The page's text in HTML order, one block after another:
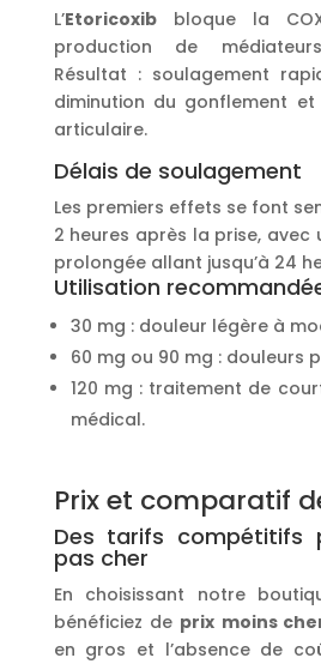
L’Etoricoxibbloque la
production de
Résultat : soulagement
diminution du gonflement
articulaire.
Délais de soulagement
Les premiers effets se font
2 heures après la prise, avec
prolongée allant jusqu’à 24
Utilisation
30 mg : douleur légère à
60 mg ou 90 mg : douleurs
120 mg : traitement de
médical.
Prix et comparatif
Des tarifs compétitifs
pas cher
En choisissant notre
bénéficiez de prix moins
en gros et l’absence de